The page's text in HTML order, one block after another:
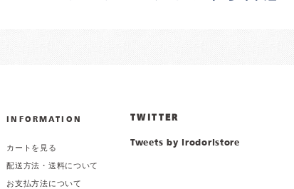
INFORMATION
カートを見る
配送方法・送料について
お支払方法について
TWITTER
Tweets by irodoristore